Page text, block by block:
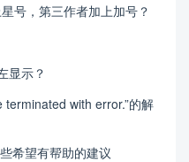
号，第三作者加上加号？
显示？
terminated with error.”的解
希望有帮助的建议